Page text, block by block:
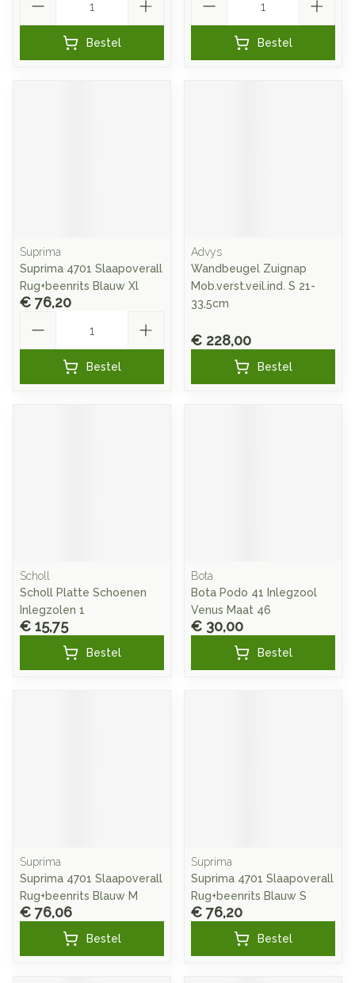
Bestel Bestel
Suprima
Suprima 4701 Slaapoverall
Rug+beenrits Blauw Xl
€ 76,20
Bestel
Advys
Wandbeugel Zuignap
Mob.verst.veil.ind. S 21-
33,5cm
€ 228,00
Bestel
Scholl
Scholl Platte Schoenen
Inlegzolen 1
€ 15,75
Bestel
Bota
Bota Podo 41 Inlegzool
Venus Maat 46
€ 30,00
Bestel
Suprima
Suprima 4701 Slaapoverall
Rug+beenrits Blauw M
€ 76,06
Bestel
Suprima
Suprima 4701 Slaapoverall
Rug+beenrits Blauw S
€ 76,20
Bestel